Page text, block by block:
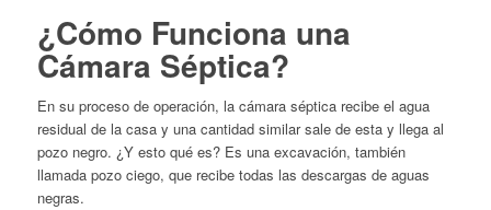
¿Cómo Funciona una
Cámara Séptica?
En su proceso de operación, la cámara séptica recibe el agua
residual de la casa y una cantidad similar sale de esta y llega al
pozo negro. ¿Y esto qué es? Es una excavación, también
llamada pozo ciego, que recibe todas las descargas de aguas
negras.